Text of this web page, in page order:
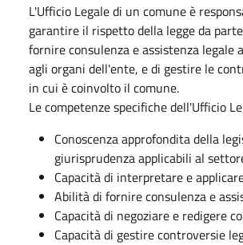
L'Ufficio Legale di un comune è
garantire il rispetto della legge da
fornire consulenza e assistenza legale
agli organi dell'ente, e di gestire le
in cui è coinvolto il comune.
Le competenze specifiche dell'Ufficio
Conoscenza approfondita della
giurisprudenza applicabili al
Capacità di interpretare e
Abilità di fornire consulenza e
Capacità di negoziare e redigere
Capacità di gestire controversie